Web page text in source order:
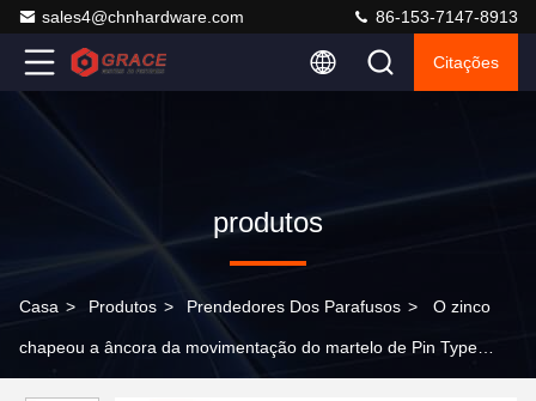
sales4@chnhardware.com 86-153-7147-8913
Citações
produtos
Casa > Produtos > Prendedores Dos Parafusos > O zinco
chapeou a âncora da movimentação do martelo de Pin Type